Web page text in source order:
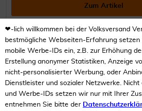
Zum Artikel
❤-lich willkommen bei der Volksversand
bestmögliche Webseiten-Erfahrung setzen
mobile Werbe-IDs ein, z.B. zur Erhöhung
Erstellung anonymer Statistiken, Anzeige
nicht-personalisierter Werbung, oder
Dienstleister und sozialer Netzwerke. Nicht
und Werbe-IDs setzen wir nur mit Ihrer
entnehmen Sie bitte der